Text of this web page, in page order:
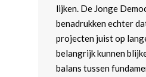
lijken. De Jonge
benadrukken echter
projecten juist op
belangrijk kunnen
balans tussen